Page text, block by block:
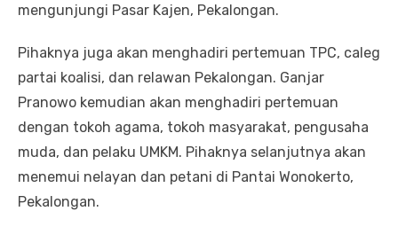
mengunjungi Pasar Kajen, Pekalongan.
Pihaknya juga akan menghadiri pertemuan TPC, caleg
partai koalisi, dan relawan Pekalongan. Ganjar
Pranowo kemudian akan menghadiri pertemuan
dengan tokoh agama, tokoh masyarakat, pengusaha
muda, dan pelaku UMKM. Pihaknya selanjutnya akan
menemui nelayan dan petani di Pantai Wonokerto,
Pekalongan.